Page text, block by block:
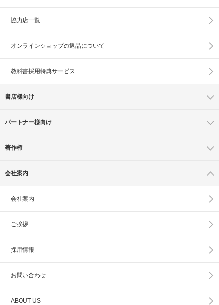
協力店一覧
オンラインショップの返品について
教科書採用特典サービス
書店様向け
パートナー様向け
著作権
会社案内
会社案内
ご挨拶
採用情報
お問い合わせ
ABOUT US